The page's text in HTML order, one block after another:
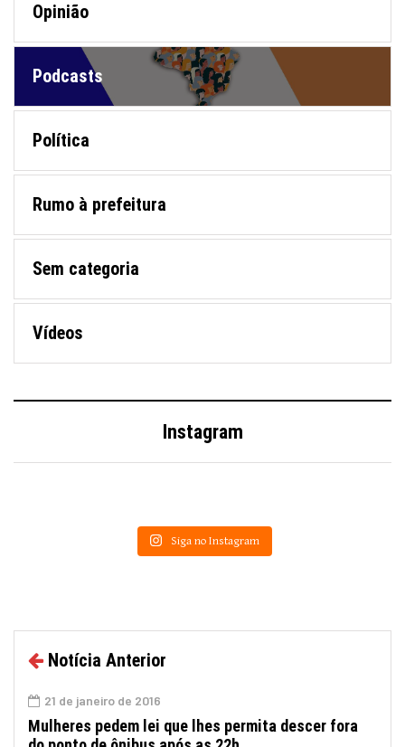
Opinião
Podcasts
Política
Rumo à prefeitura
Sem categoria
Vídeos
Instagram
Siga no Instagram
Notícia Anterior
21 de janeiro de 2016
Mulheres pedem lei que lhes permita descer fora